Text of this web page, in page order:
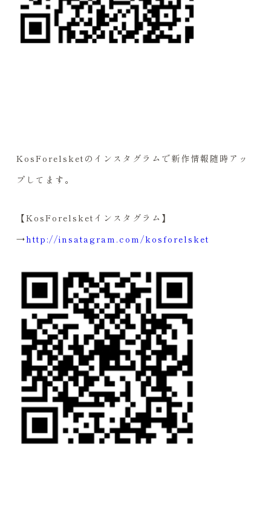
KosForelsketのインスタグラムで新作情報随時アッ
プしてます。
【KosForelsketインスタグラム】
→http://insatagram.com/kosforelsket